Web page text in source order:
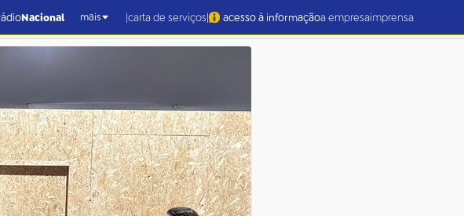
Nacional mais |carta de serviços| acesso à informaçãoa empresaimprensa